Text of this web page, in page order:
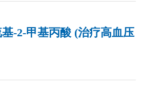
-2-甲基丙酸 (治疗高血压